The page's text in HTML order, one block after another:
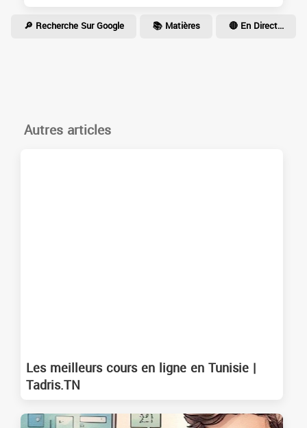
🔎 Recherche Sur Google 📚 Matières 🔴 En Direct...
Autres articles
Les meilleurs cours en ligne en Tunisie |
Tadris.TN